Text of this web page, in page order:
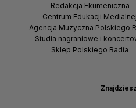
Redakcja Ekumeniczna
Centrum Edukacji Medialnej
Agencja Muzyczna Polskiego
Studia nagraniowe i
Sklep Polskiego Radia